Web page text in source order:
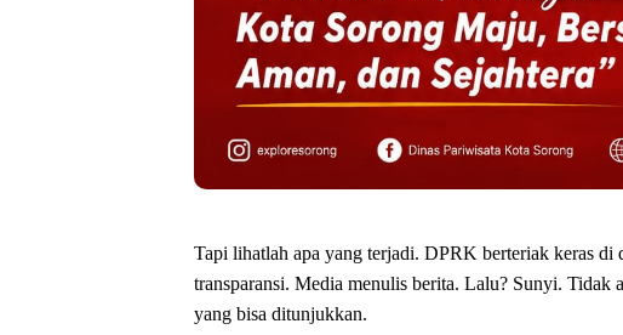
‎Tapi lihatlah apa yang terjadi. DPRK berteriak keras di
transparansi. Media menulis berita. Lalu? Sunyi. Tidak
yang bisa ditunjukkan.